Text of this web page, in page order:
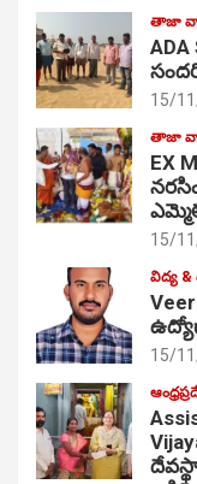
తాజా
15/
తాజా
EX
15/
విద్య
15/